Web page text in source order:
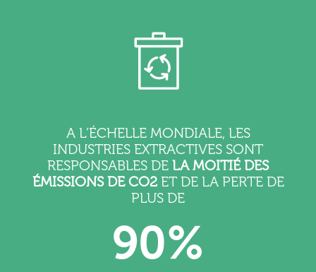
A L’ÉCHELLE MONDIALE, LES
INDUSTRIES EXTRACTIVES SONT
RESPONSABLES DE LA MOITIÉ DES
ÉMISSIONS DE CO2ET DE LA PERTE DE
PLUS DE
90%